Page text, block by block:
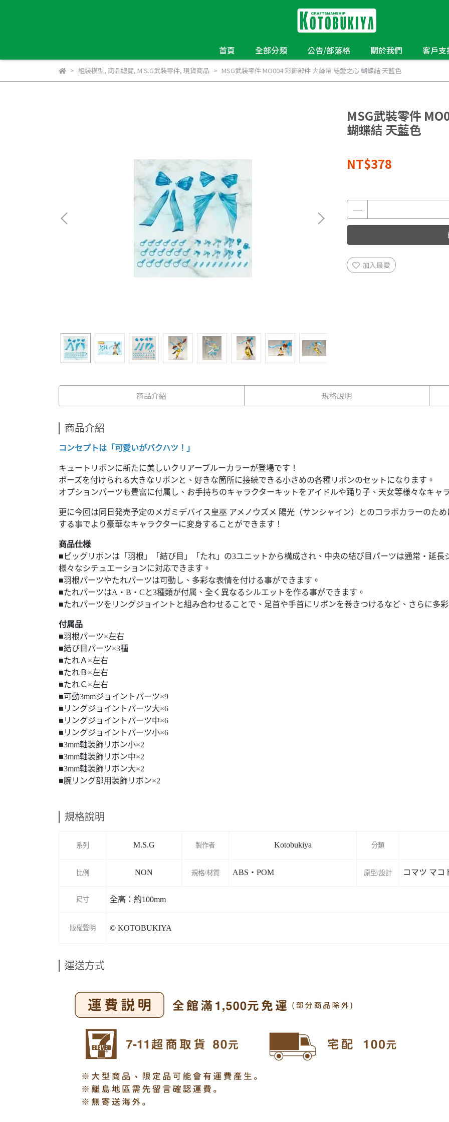
首頁 全部分類 公告/部落格 關於我們 客戶支
組裝模型, 商品總覽, M.S.G武裝零件, 現貨商品 MSG武裝零件 MO004 彩飾部件 大絲帶 結愛之心 蝴蝶結 天藍色
MSG武裝零件
蝴蝶結 天藍色
NT$378
加入最愛
商品介紹 規格說明
商品介紹
コンセプトは「可愛いがバクハツ！」
キュートリボンに新たに美しいクリアーブルーカラーが登場です！
ポーズを付けられる大きなリボンと、好きな箇所に接続できる小さめの各種リボンのセットになります。
オプションパーツも豊富に付属し、お手持ちのキャラクターキットをアイドルや踊り子、天女等様々なキャ
更に今回は同日発売予定のメガミデバイス皇巫 アメノウズメ 陽光（サンシャイン）とのコラボカラーのた
する事でより豪華なキャラクターに変身することができます！
商品仕様
■ビッグリボンは「羽根」「結び目」「たれ」の3ユニットから構成され、中央の結び目パーツは通常・延長
様々なシチュエーションに対応できます。
■羽根パーツやたれパーツは可動し、多彩な表情を付ける事ができます。
■たれパーツはA・B・Cと3種類が付属、全く異なるシルエットを作る事ができます。
■たれパーツをリングジョイントと組み合わせることで、足首や手首にリボンを巻きつけるなど、さらに多
付属品
■羽根パーツ×左右
■結び目パーツ×3種
■たれＡ×左右
■たれＢ×左右
■たれＣ×左右
■可動3mmジョイントパーツ×9
■リングジョイントパーツ大×6
■リングジョイントパーツ中×6
■リングジョイントパーツ小×6
■3mm軸装飾リボン小×2
■3mm軸装飾リボン中×2
■3mm軸装飾リボン大×2
■腕リング部用装飾リボン×2
規格說明
系列 M.S.G 製作者 Kotobukiya 分類
比例 NON 規格/材質 ABS・POM 原型/設計 コマツ マコ
尺寸 全高：約100mm
版權聲明 © KOTOBUKIYA
運送方式